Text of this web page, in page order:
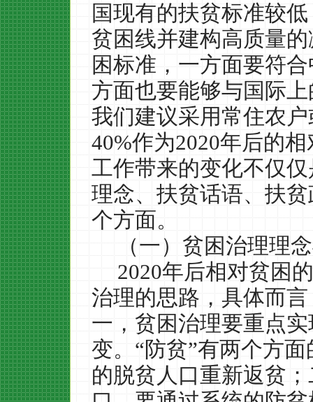
国现有的扶贫标准较低
贫困线并建构高质量
困标准，一方面要符
方面也要能够与国际
我们建议采用常住农
40%作为2020年后的
工作带来的变化不仅
理念、扶贫话语、扶
个方面。
（一）贫困治理理
2020年后相对贫困
治理的思路，具体而
一，贫困治理要重点
变。“防贫”有两个方
的脱贫人口重新返贫